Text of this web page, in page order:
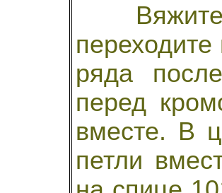
Вяжите
ряда
перед
вместе. В
петли